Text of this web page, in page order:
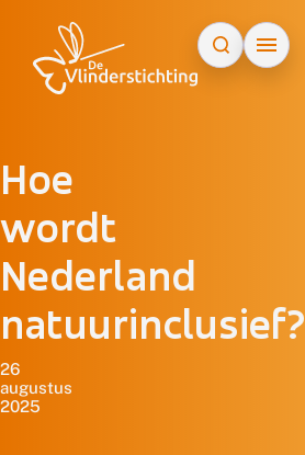
Hoe
wordt
Nederland
natuurinclusief?
26
augustus
2025